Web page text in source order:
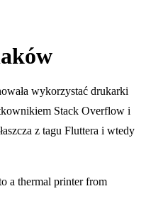
wykorzystać drukarki
Stack Overflow i
z tagu Fluttera i wtedy
a thermal printer from